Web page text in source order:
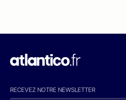
RECEVEZ NOTRE NEWSLETTER